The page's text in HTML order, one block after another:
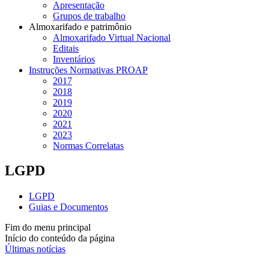
Apresentação
Grupos de trabalho
Almoxarifado e patrimônio
Almoxarifado Virtual Nacional
Editais
Inventários
Instruções Normativas PROAP
2017
2018
2019
2020
2021
2023
Normas Correlatas
LGPD
LGPD
Guias e Documentos
Fim do menu principal
Início do conteúdo da página
Últimas notícias